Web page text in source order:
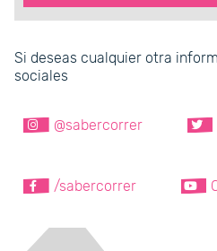
Si deseas cualquier otra
sociales
@sabercorrer
/sabercorrer